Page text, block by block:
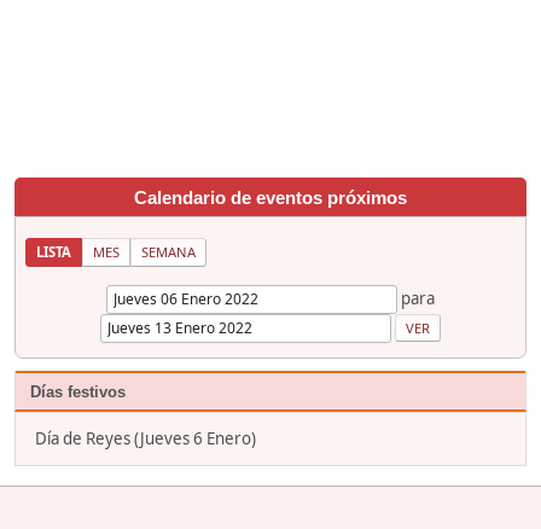
Calendario de eventos próximos
LISTA MES SEMANA
para
Días festivos
Día de Reyes (Jueves 6 Enero)